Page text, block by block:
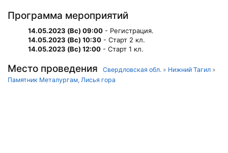
Программа мероприятий
14.05.2023 (Вс) 09:00 - Регистрация.
14.05.2023 (Вс) 10:30 - Старт 2 кл.
14.05.2023 (Вс) 12:00 - Старт 1 кл.
Место проведения Свердловская обл. » Нижний Тагил »
Памятник Металургам, Лисья гора